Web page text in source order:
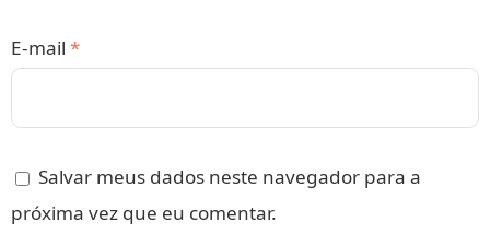
E-mail *
Salvar meus dados neste navegador para a
próxima vez que eu comentar.